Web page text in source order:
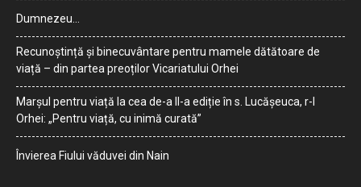
Dumnezeu…
Recunoștință și binecuvântare pentru mamele dătătoare de
viață – din partea preoților Vicariatului Orhei
Marșul pentru viață la cea de-a II-a ediție în s. Lucășeuca, r-l
Orhei: „Pentru viață, cu inimă curată”
Învierea Fiului văduvei din Nain